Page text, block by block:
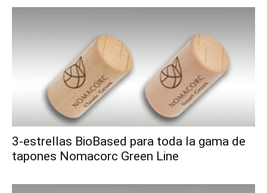
3-estrellas BioBased para toda la gama de
tapones Nomacorc Green Line